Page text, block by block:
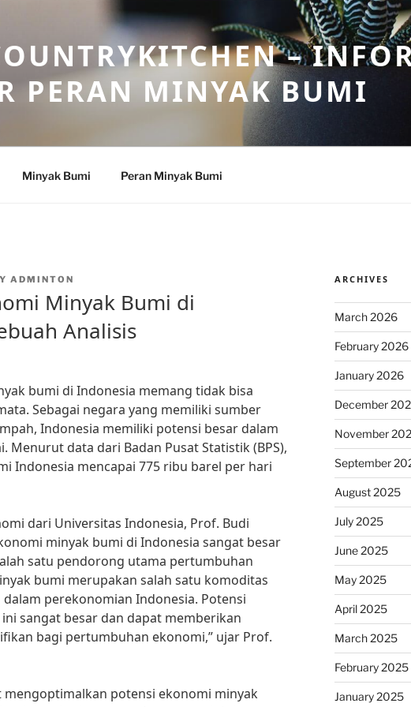
–
PERAN MINYAK BUMI
Minyak Bumi Peran Minyak Bumi
ADMINTON
Minyak Bumi di
Analisis
bumi di Indonesia memang tidak bisa
Sebagai negara yang memiliki sumber
Indonesia memiliki potensi besar dalam
Menurut data dari Badan Pusat Statistik (BPS),
Indonesia mencapai 775 ribu barel per hari
dari Universitas Indonesia, Prof. Budi
minyak bumi di Indonesia sangat besar
satu pendorong utama pertumbuhan
bumi merupakan salah satu komoditas
perekonomian Indonesia. Potensi
sangat besar dan dapat memberikan
bagi pertumbuhan ekonomi,” ujar Prof.
mengoptimalkan potensi ekonomi minyak
ARCHIVES
March 2026
February 2026
January 2026
December
November
September
August 2025
July 2025
June 2025
May 2025
April 2025
March 2025
February 2025
January 2025